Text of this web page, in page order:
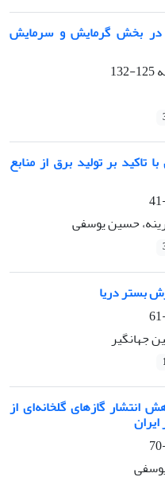
در بخش گرمایش و سرمایش
125-132
بر تولید برق از منابع
حسین یوسفی
بستر دریا
جهانگیر
انتشار گازهای گلخانه‌ای از